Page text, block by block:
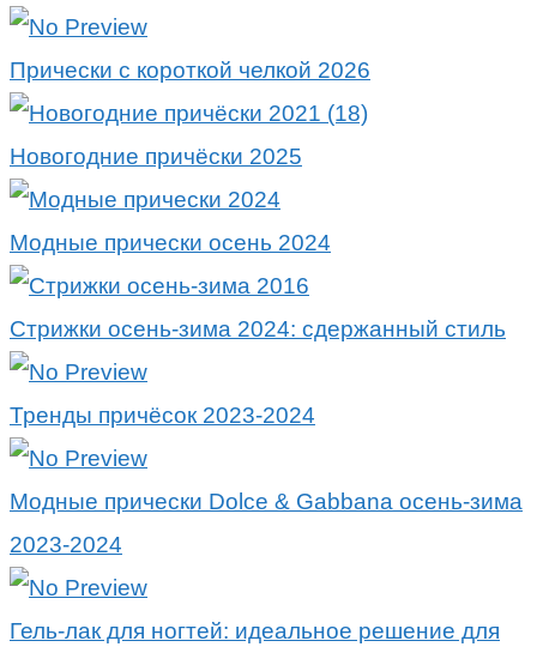
Прически с короткой челкой 2026
Новогодние причёски 2025
Модные прически осень 2024
Стрижки осень-зима 2024: сдержанный стиль
Тренды причёсок 2023-2024
Модные прически Dolce & Gabbana осень-зима
2023-2024
Гель-лак для ногтей: идеальное решение для